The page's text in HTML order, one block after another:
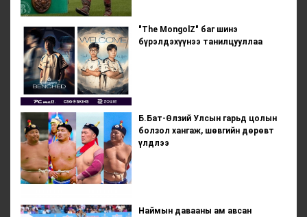
"The MongolZ" баг шинэ
бүрэлдэхүүнээ танилцууллаа
Б.Бат-Өлзий Улсын гарьд цолын
болзол хангаж, шөвгийн дөрөвт
үлдлээ
Наймын давааны ам авсан